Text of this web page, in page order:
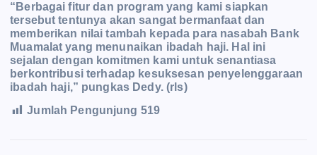
“Berbagai fitur dan program yang kami siapkan
tersebut tentunya akan sangat bermanfaat dan
memberikan nilai tambah kepada para nasabah Bank
Muamalat yang menunaikan ibadah haji. Hal ini
sejalan dengan komitmen kami untuk senantiasa
berkontribusi terhadap kesuksesan penyelenggaraan
ibadah haji,” pungkas Dedy. (rls)
Jumlah Pengunjung 519